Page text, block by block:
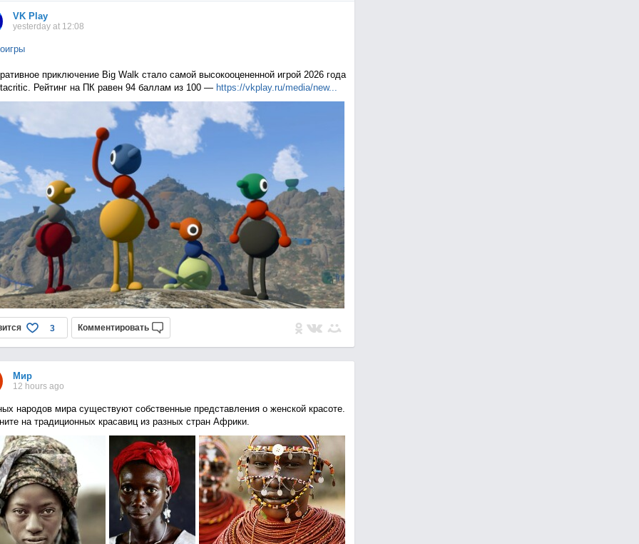
VK Play
yesterday at 12:08
приключение Big Walk стало самой высокооцененной игрой 2026 года
Рейтинг на ПК равен 94 баллам из 100 — https://vkplay.ru/media/new...
3 Комментировать
Мир
12 hours ago
народов мира существуют собственные представления о женской красоте.
на традиционных красавиц из разных стран Африки.